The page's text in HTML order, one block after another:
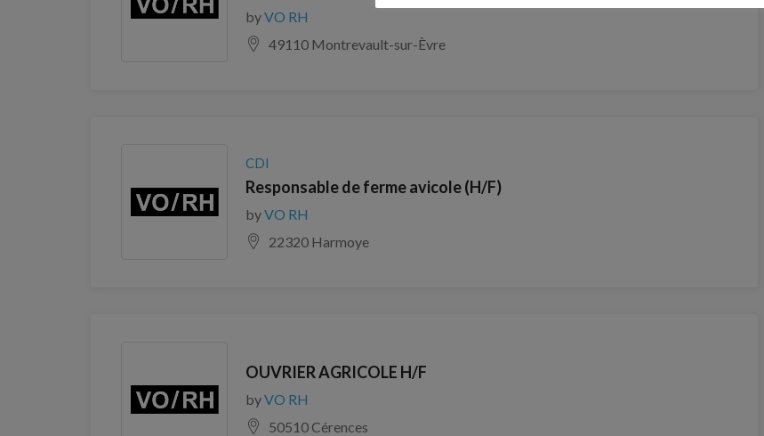
byVO RH
49110 Montrevault-sur-Èvre
CDI
Responsable de ferme avicole (H/F)
byVO RH
22320 Harmoye
OUVRIER AGRICOLE H/F
byVO RH
50510 Cérences